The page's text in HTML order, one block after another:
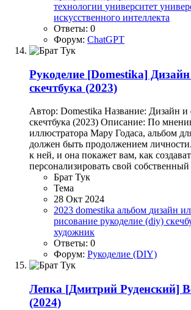
технологии университет
искусственного интеллекта
Ответы: 0
Форум: ChatGPT
Рукоделие [Domestika] Дизайн
скечтбука (2023)
Автор: Domestika Название: Дизайн и
скечтбука (2023) Описание: По
иллюстратора Мару Годаса, альбом
должен быть продолжением
к ней, и она покажет вам, как
персонализировать свой
Брат Тук
Тема
28 Окт 2024
2023 domestika альбом дизайн
рисование рукоделие (diy)
художник
Ответы: 0
Форум: Рукоделие (DIY)
Лепка [Дмитрий Руденский]
(2024)